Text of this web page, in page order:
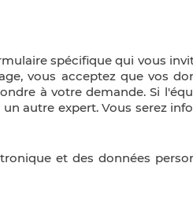
spécifique qui vous
vous acceptez que vos
à votre demande. Si
autre expert. Vous serez
et des données